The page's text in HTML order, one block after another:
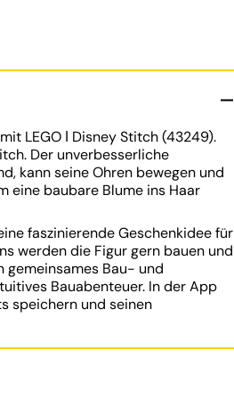
LEGO ǀ Disney Stitch (43249).
Der unverbesserliche
kann seine Ohren bewegen und
eine baubare Blume ins Haar
faszinierende Geschenkidee für
werden die Figur gern bauen und
gemeinsames Bau- und
Bauabenteuer. In der App
speichern und seinen